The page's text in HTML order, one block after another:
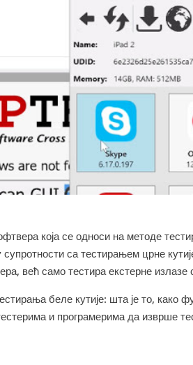
која се односи на методе
са тестирањем црне
већ само тестира екстерне излазе
беле кутије: шта је то, како
и програмерима да изврше